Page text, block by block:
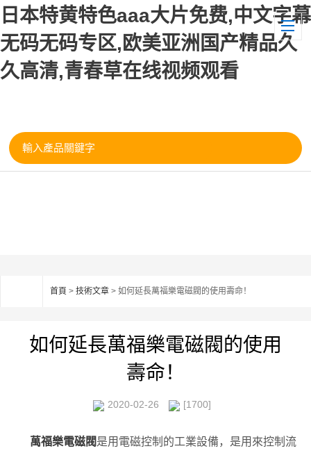
日本特黄特色aaa大片免费,中文字幕
无码无码专区,欧美亚洲国产精品久
久高清,青春草在线视频观看
首頁 > 技術文章 > 如何延長萬福樂電磁閥的使用壽命！
如何延長萬福樂電磁閥的使用
壽命！
2020-02-26 [1700]
萬福樂電磁閥是用電磁控制的工業設備，是用來控制流